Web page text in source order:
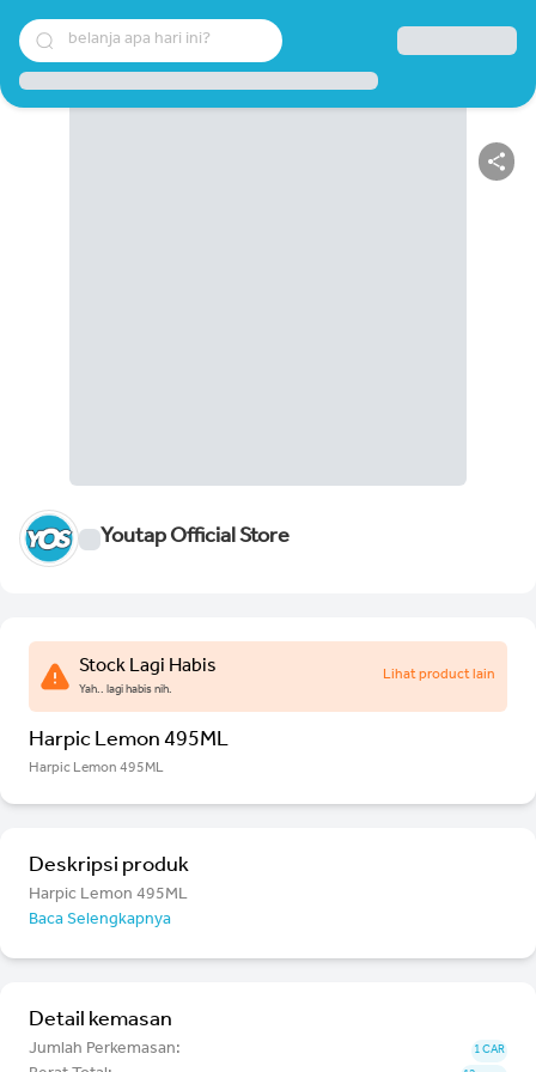
belanja apa hari ini?
Youtap Official Store
Stock Lagi Habis
Yah.. lagi habis nih.
Lihat product lain
Harpic Lemon 495ML
Harpic Lemon 495ML
Deskripsi produk
Harpic Lemon 495ML
Baca Selengkapnya
Detail kemasan
Jumlah Perkemasan: 1 CAR